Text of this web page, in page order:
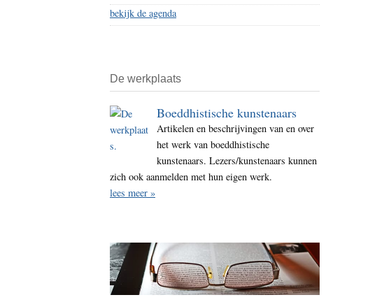
bekijk de agenda
De werkplaats
Boeddhistische kunstenaars
Artikelen en beschrijvingen van en over
het werk van boeddhistische
kunstenaars. Lezers/kunstenaars kunnen
zich ook aanmelden met hun eigen werk.
lees meer »